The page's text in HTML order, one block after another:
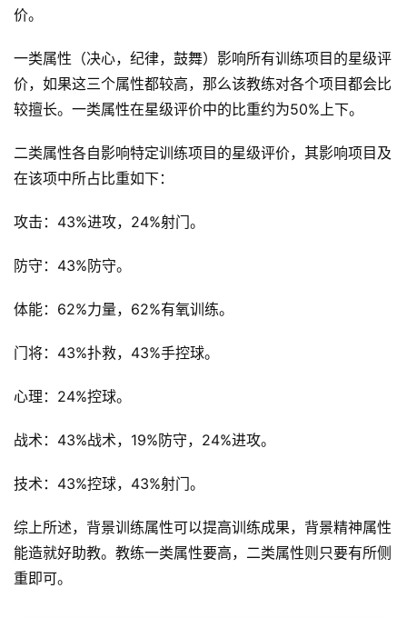
原
专
业
态
碎
念
推
荐
&
登录 注册
价。
一类属性（决心，纪律，鼓舞）影响所有训练项目的星级评
价，如果这三个属性都较高，那么该教练对各个项目都会比
较擅长。一类属性在星级评价中的比重约为50%上下。
二类属性各自影响特定训练项目的星级评价，其影响项目及
在该项中所占比重如下：
攻击：43%进攻，24%射门。
防守：43%防守。
体能：62%力量，62%有氧训练。
门将：43%扑救，43%手控球。
心理：24%控球。
战术：43%战术，19%防守，24%进攻。
技术：43%控球，43%射门。
综上所述，背景训练属性可以提高训练成果，背景精神属性
能造就好助教。教练一类属性要高，二类属性则只要有所侧
重即可。